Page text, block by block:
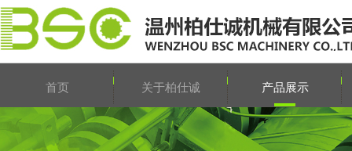
首页 关于柏仕诚 产品展示